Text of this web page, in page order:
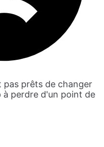
pas prêts de changer
à perdre d'un point de